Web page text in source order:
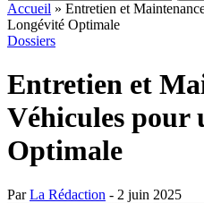
Accueil » Entretien et
Longévité Optimale
Dossiers
Entretien et
Véhicules pour
Optimale
ParLa Rédaction - 2 juin 2025